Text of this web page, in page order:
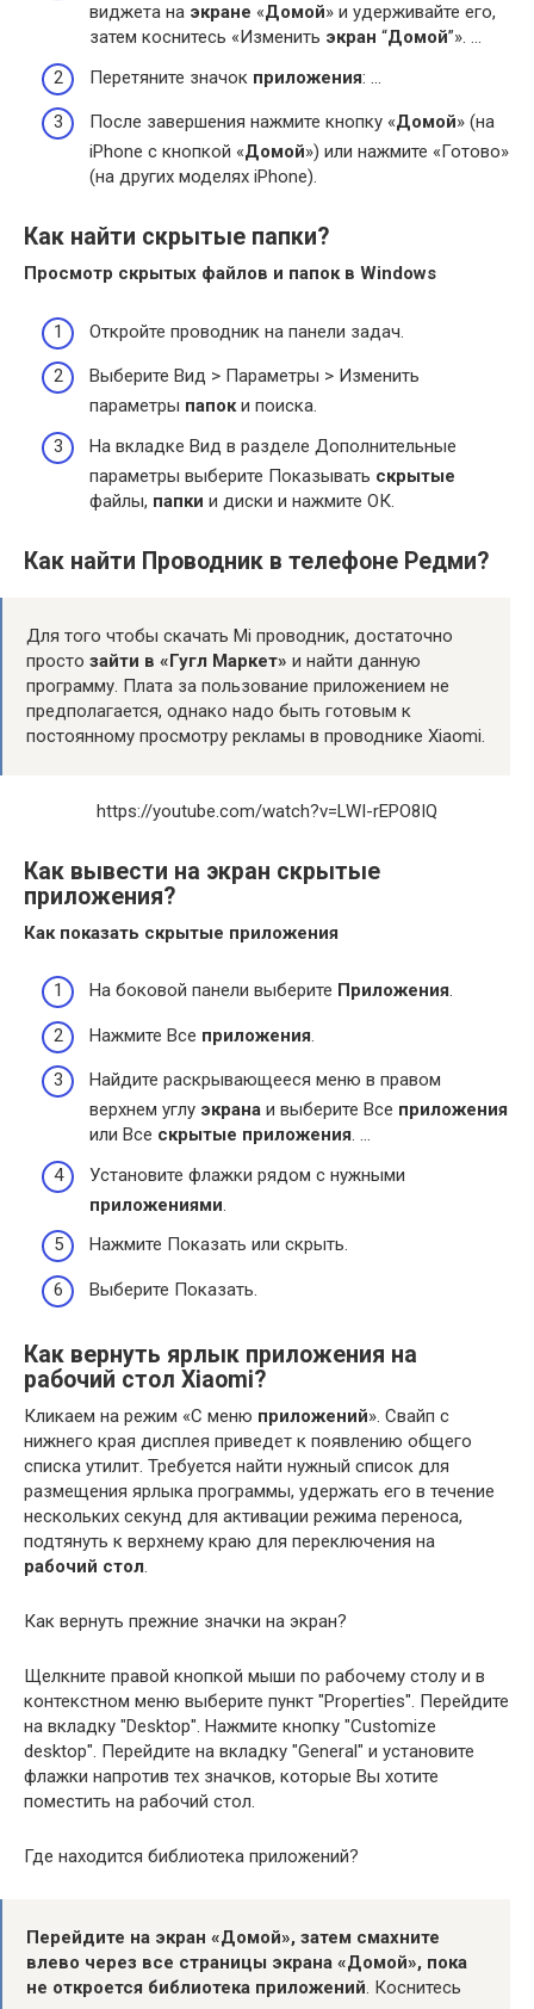
виджета на экране «Домой» и удерживайте его,
затем коснитесь «Изменить экран “Домой”». …
Перетяните значок приложения: …
После завершения нажмите кнопку «Домой» (на
iPhone с кнопкой «Домой») или нажмите «Готово»
(на других моделях iPhone).
Как найти скрытые папки?
Просмотр скрытых файлов и папокв Windows
Откройте проводник на панели задач.
Выберите Вид > Параметры > Изменить
параметры папоки поиска.
На вкладке Вид в разделе Дополнительные
параметры выберите Показывать скрытые
файлы, папки и диски и нажмите ОК.
Как найти Проводник в телефоне Редми?
Для того чтобы скачать Mi проводник, достаточно
просто зайти в «Гугл Маркет» и найти данную
программу. Плата за пользование приложением не
предполагается, однако надо быть готовым к
постоянному просмотру рекламы в проводнике Xiaomi.
https://youtube.com/watch?v=LWI-rEPO8IQ
Как вывести на экран скрытые
приложения?
Как показать скрытые приложения
На боковой панели выберите Приложения.
Нажмите Все приложения.
Найдите раскрывающееся меню в правом
верхнем углу экрана и выберите Все приложения
или Все скрытые приложения. …
Установите флажки рядом с нужными
приложениями.
Нажмите Показать или скрыть.
Выберите Показать.
Как вернуть ярлык приложения на
рабочий стол Xiaomi?
Кликаем на режим «С меню приложений». Свайп с
нижнего края дисплея приведет к появлению общего
списка утилит. Требуется найти нужный список для
размещения ярлыка программы, удержать его в течение
нескольких секунд для активации режима переноса,
подтянуть к верхнему краю для переключения на
рабочий стол.
Как вернуть прежние значки на экран?
Щелкните правой кнопкой мыши по рабочему столу и в
контекстном меню выберите пункт "Properties". Перейдите
на вкладку "Desktop". Нажмите кнопку "Customize
desktop". Перейдите на вкладку "General" и установите
флажки напротив тех значков, которые Вы хотите
поместить на рабочий стол.
Где находится библиотека приложений?
Перейдите на экран «Домой», затем смахните
влево через все страницы экрана «Домой», пока
не откроется библиотека приложений. Коснитесь